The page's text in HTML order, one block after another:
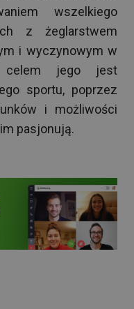
wszelkiego
z żeglarstwem
i wyczynowym w
celem jego jest
sportu, poprzez
i możliwości
pasjonują.